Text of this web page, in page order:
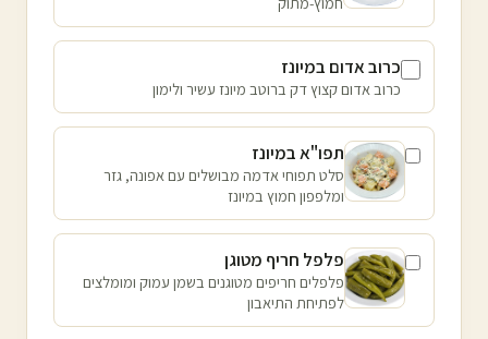
כרוב אדום במיונז
כרוב אדום קצוץ דק ברוטב מיונז עשיר ולימון
תפו"א במיונז
סלט תפוחי אדמה מבושלים עם אפונה, גזר
ומלפפון חמוץ במיונז
פלפל חריף מטוגן
פלפלים חריפים מטוגנים בשמן עמוק ומומלצים
לפתיחת התיאבון